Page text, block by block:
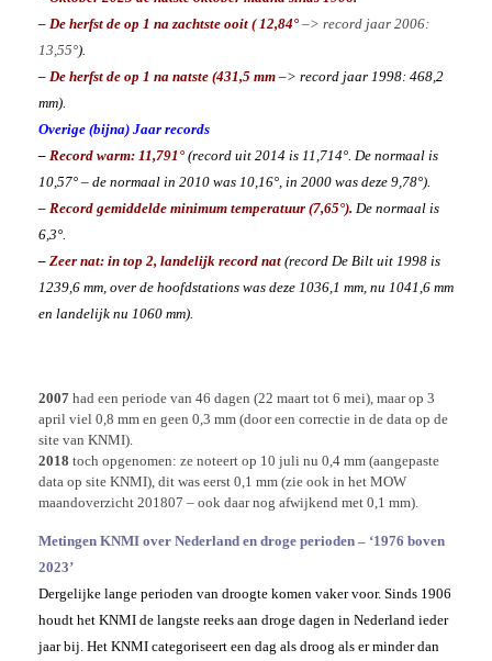
– De herfst de op 1 na zachtste ooit ( 12,84° –> record jaar 2006:
13,55°).
– De herfst de op 1 na natste (431,5 mm –> record jaar 1998: 468,2
mm).
Overige (bijna) Jaar records
– Record warm: 11,791° (record uit 2014 is 11,714°. De normaal is
10,57° – de normaal in 2010 was 10,16°, in 2000 was deze 9,78°).
– Record gemiddelde minimum temperatuur (7,65°). De normaal is
6,3°.
– Zeer nat: in top 2, landelijk record nat (record De Bilt uit 1998 is
1239,6 mm, over de hoofdstations was deze 1036,1 mm, nu 1041,6 mm
en landelijk nu 1060 mm).
2007 had een periode van 46 dagen (22 maart tot 6 mei), maar op 3
april viel 0,8 mm en geen 0,3 mm (door een correctie in de data op de
site van KNMI).
2018 toch opgenomen: ze noteert op 10 juli nu 0,4 mm (aangepaste
data op site KNMI), dit was eerst 0,1 mm (zie ook in het MOW
maandoverzicht 201807 – ook daar nog afwijkend met 0,1 mm).
Metingen KNMI over Nederland en droge perioden – ‘1976 boven
2023’
Dergelijke lange perioden van droogte komen vaker voor. Sinds 1906
houdt het KNMI de langste reeks aan droge dagen in Nederland ieder
jaar bij. Het KNMI categoriseert een dag als droog als er minder dan